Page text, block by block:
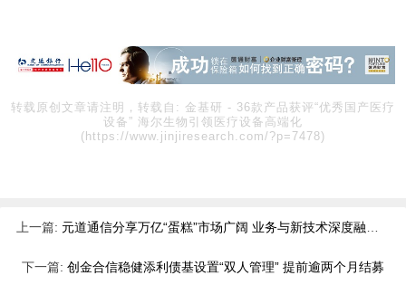
转载原创文章请注明，转载自: 金基研 - 36款产品获评“优秀国产医疗
设备” 海尔生物引领医疗设备高端化
(https://www.jinjiresearch.com/?p=7478)
上一篇: 元道通信分享万亿“蛋糕”市场广阔 业务与新技术深度融合竞争优势凸显
下一篇: 创金合信稳健添利债基设置“双人管理” 提前逾两个月结募